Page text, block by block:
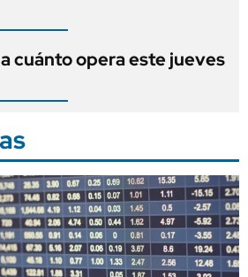
cuánto opera este jueves